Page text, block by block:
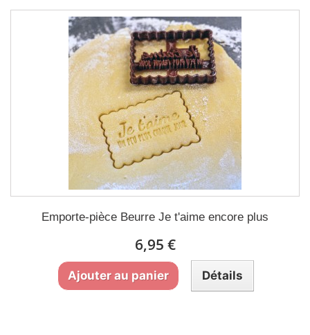
Emporte-pièce Beurre Je t'aime encore plus
6,95 €
Ajouter au panier Détails